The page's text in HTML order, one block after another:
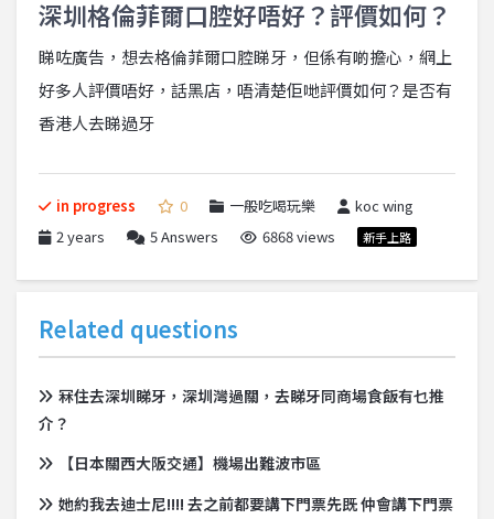
深圳格倫菲爾口腔好唔好？評價如何？
睇咗廣告，想去格倫菲爾口腔睇牙，但係有啲擔心，網上
好多人評價唔好，話黑店，唔清楚佢哋評價如何？是否有
香港人去睇過牙
in progress 0 一般吃喝玩樂
koc wing
2 years
5Answers 6868 views 新手上路
Related questions
冧住去深圳睇牙，深圳灣過關，去睇牙同商場食飯有乜推
介？
【日本關西大阪交通】機場出難波市區
她約我去迪士尼!!!! 去之前都要講下門票先既 仲會講下門票